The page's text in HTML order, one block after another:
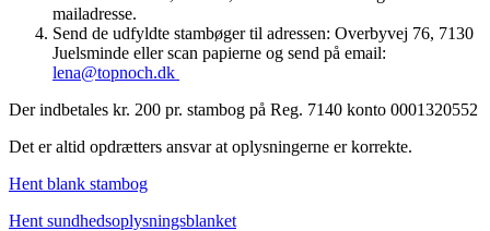
mailadresse.
Send de udfyldte stambøger til adressen: Overbyvej 76, 7130
Juelsminde eller scan papierne og send på email:
lena@topnoch.dk
Der indbetales kr. 200 pr. stambog på Reg. 7140 konto 0001320552
Det er altid opdrætters ansvar at oplysningerne er korrekte.
Hent blank stambog
Hent sundhedsoplysningsblanket